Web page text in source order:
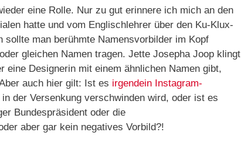
eine Rolle. Nur zu gut erinnere ich mich an den
hatte und vom Englischlehrer über den Ku-Klux-
sollte man berühmte Namensvorbilder im Kopf
gleichen Namen tragen. Jette Josepha Joop klingt
eine Designerin mit einem ähnlichen Namen gibt,
auch hier gilt: Ist es irgendein Instagram-
der Versenkung verschwinden wird, oder ist es
Bundespräsident oder die
aber gar kein negatives Vorbild?!